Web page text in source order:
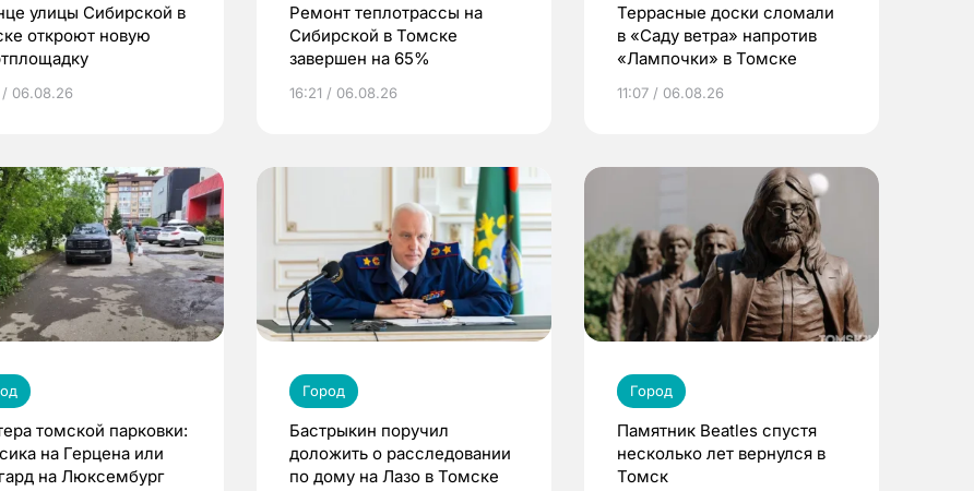
улицы Сибирской в
откроют новую
/ 06.08.26
Ремонт теплотрассы на
Сибирской в Томске
завершен на 65%
16:21 / 06.08.26
Террасные доски сломали
в «Саду ветра» напротив
«Лампочки» в Томске
11:07 / 06.08.26
томской парковки:
на Герцена или
на Люксембург
Город
Бастрыкин поручил
доложить о расследовании
по дому на Лазо в Томске
Город
Памятник Beatles спустя
несколько лет вернулся в
Томск